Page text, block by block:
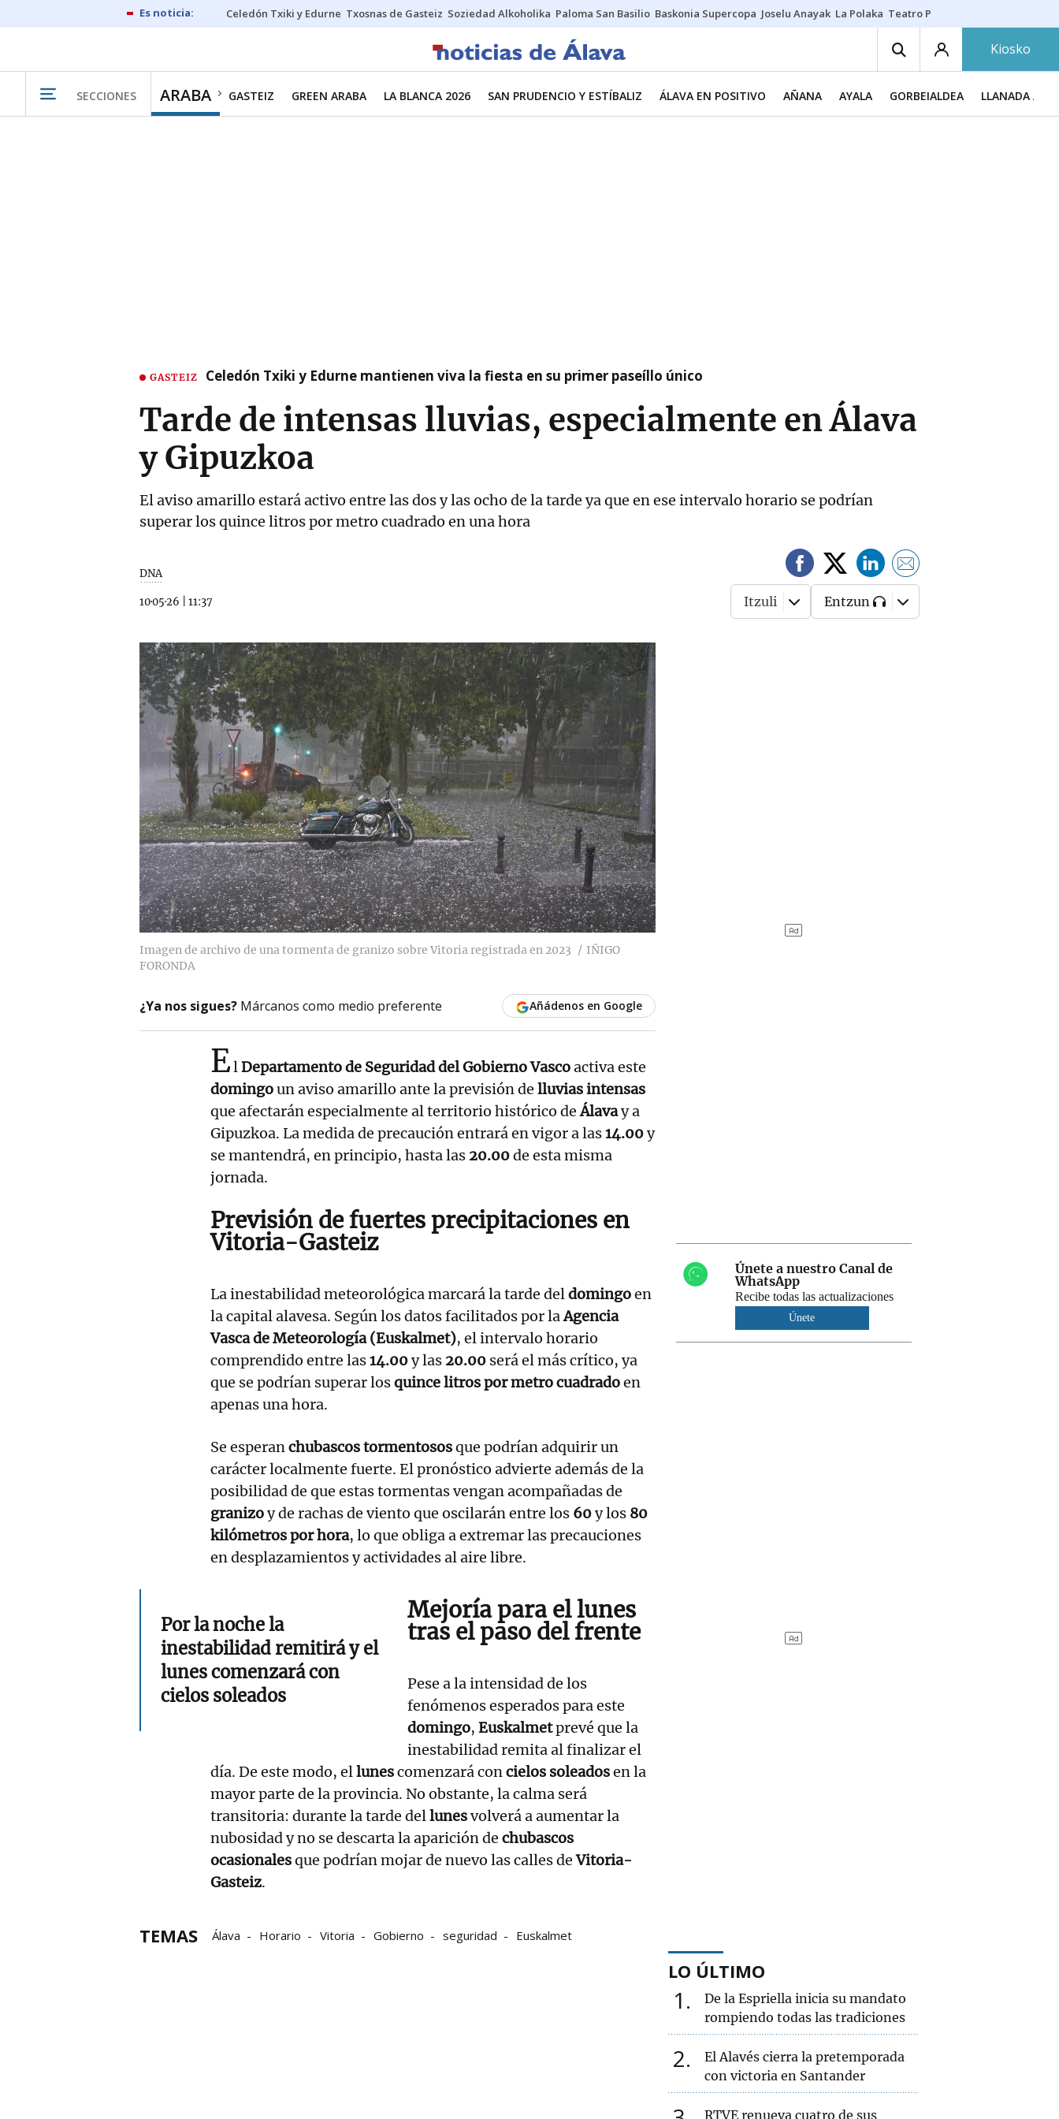
Celedón Txiki y Edurne Txosnas de Gasteiz Soziedad Alkoholika Paloma San Basilio Baskonia Supercopa Joselu Anayak La Polaka Teatro Principal
Kiosko
SECCIONES ARABA GASTEIZ GREEN ARABA LA BLANCA 2026 SAN PRUDENCIO Y ESTÍBALIZ ÁLAVA EN POSITIVO AÑANA AYALA GORBEIALDEA LLANADA
GASTEIZ Celedón Txiki y Edurne mantienen viva la fiesta en su primer paseíllo único
Tarde de intensas lluvias, especialmente en Álava
y Gipuzkoa
El aviso amarillo estará activo entre las dos y las ocho de la tarde ya que en ese intervalo horario se podrían
superar los quince litros por metro cuadrado en una hora
DNA
10·05·26 11:37 Itzuli Entzun
Imagen de archivo de una tormenta de granizo sobre Vitoria registrada en 2023
IÑIGO
FORONDA
¿Ya nos sigues? Márcanos como medio preferente Añádenos en Google
ElDepartamento de Seguridad del Gobierno Vascoactiva este
domingoun aviso amarillo ante la previsión de lluvias intensas
que afectarán especialmente al territorio histórico deÁlavay a
Gipuzkoa. La medida de precaución entrará en vigor a las14.00y
se mantendrá, en principio, hasta las 20.00de esta misma
jornada.
Previsión de fuertes precipitaciones en
Vitoria-Gasteiz
La inestabilidad meteorológica marcará la tarde deldomingoen
la capital alavesa. Según los datos facilitados por laAgencia
Vasca de Meteorología (Euskalmet), el intervalo horario
comprendido entre las14.00y las 20.00 será el más crítico, ya
que se podrían superar losquince litros por metro cuadradoen
apenas una hora.
Se esperanchubascos tormentososque podrían adquirir un
carácter localmente fuerte. El pronóstico advierte además de la
posibilidad de que estas tormentas vengan acompañadas de
granizoy de rachas de viento que oscilarán entre los 60y los 80
kilómetros por hora, lo que obliga a extremar las precauciones
en desplazamientos y actividades al aire libre.
Por la noche la
inestabilidad remitirá y el
lunes comenzará con
cielos soleados
Mejoría para el lunes
tras el paso del frente
Pese a la intensidad de los
fenómenos esperados para este
domingo,Euskalmetprevé que la
inestabilidad remita al finalizar el
día. De este modo, ellunescomenzará concielos soleadosen la
mayor parte de la provincia. No obstante, la calma será
transitoria: durante la tarde dellunesvolverá a aumentar la
nubosidad y no se descarta la aparición de chubascos
ocasionalesque podrían mojar de nuevo las calles deVitoria-
Gasteiz.
TEMAS Álava Horario Vitoria Gobierno seguridad Euskalmet
Únete a nuestro Canal de
WhatsApp
Recibe todas las actualizaciones
Únete
LO ÚLTIMO
1
De la Espriella inicia su mandato
rompiendo todas las tradiciones
2
El Alavés cierra la pretemporada
con victoria en Santander
RTVE renueva cuatro de sus